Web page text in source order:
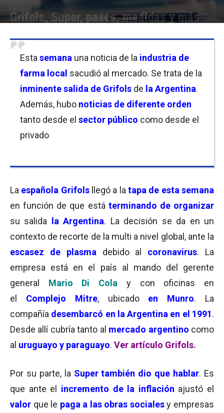
Grifols, Super, pases, medidas y más
Esta semana una noticia de la industria de
farma local sacudió al mercado. Se trata de la
inminentesalida de Grifols de la Argentina.
Además, hubo noticias de diferente orden
tanto desde el sector público como desde el
privado
La española Grifolsllegó a la tapa de esta semana
en función de que está terminando de organizar
su salida
la Argentina. La decisión se da en un
contexto de recorte de la multi a nivel global, ante la
escasez de plasma
debido al coronavirus. La
empresa está en el país al mando del gerente
general Mario Di Cola y con oficinas en
el Complejo Mitre, ubicado en Munro. La
compañía desembarcó en la Argentina en el 1991.
Desde allí cubría tanto al mercado argentino como
al uruguayo y paraguayo. Ver artículo Grifols.
Por su parte, la Super también dio que hablar. Es
que ante el incremento de la inflación ajustó el
valor que le paga a las obras socialesy empresas